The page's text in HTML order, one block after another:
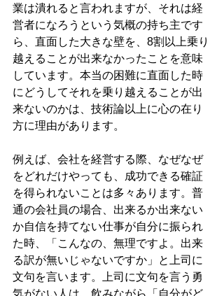
業は潰れると言われますが、それは経
営者になろうという気概の持ち主です
ら、直面した大きな壁を、8割以上乗り
越えることが出来なかったことを意味
しています。本当の困難に直面した時
にどうしてそれを乗り越えることが出
来ないのかは、技術論以上に心の在り
方に理由があります。
例えば、会社を経営する際、なぜなぜ
をどれだけやっても、成功できる確証
を得られないことは多々あります。普
通の会社員の場合、出来るか出来ない
か自信を持てない仕事が自分に振られ
た時、「こんなの、無理ですよ。出来
る訳が無いじゃないですか」と上司に
文句を言います。上司に文句を言う勇
気がない人は、飲みながら「自分がど